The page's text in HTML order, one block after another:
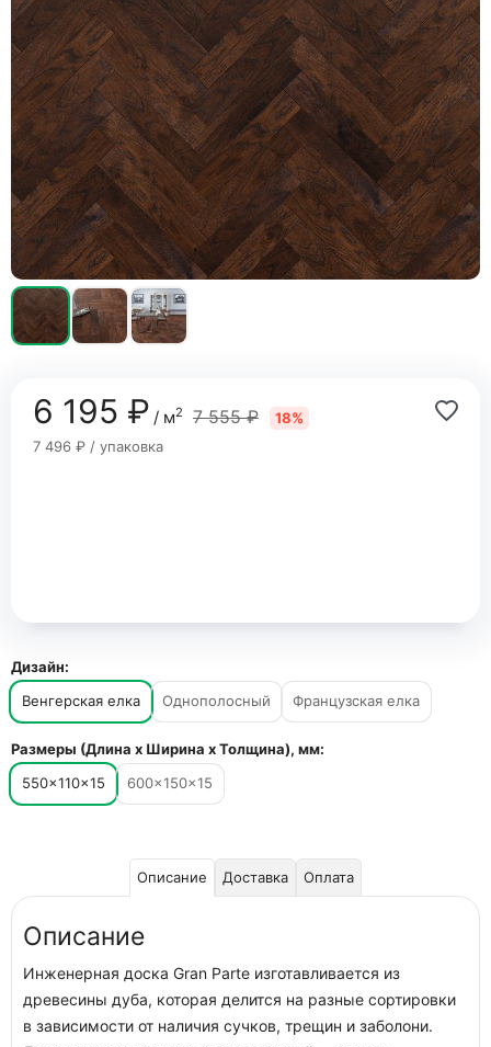
6 195 ₽/ м2 7 555 ₽
18%
7 496 ₽ / упаковка
Дизайн:
Венгерская елка
Однополосный Французская елка
Размеры (Длина х Ширина х Толщина), мм:
550×110×15
600×150×15
Описание Доставка Оплата
Описание
Инженерная доска Gran Parte изготавливается из
древесины дуба, которая делится на разные сортировки
в зависимости от наличия сучков, трещин и заболони.